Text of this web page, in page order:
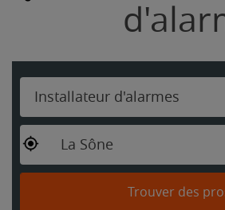
Installateur d'alarmes
La Sône
Trouver des